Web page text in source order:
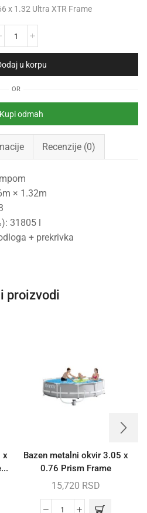
x 1.32 Ultra XTR Frame
u korpu
OR
Kupi odmah
Recenzije (0)
× 1.32m
31805 l
+ prekrivka
proizvodi
x
Bazen metalni okvir 3.05 x
0.76 Prism Frame
15,720 RSD